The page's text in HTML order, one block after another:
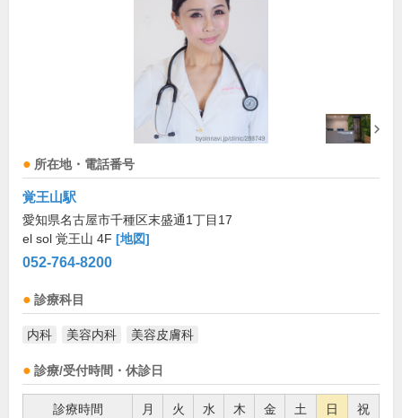
所在地・電話番号
覚王山駅
愛知県名古屋市千種区末盛通1丁目17
el sol 覚王山 4F [地図]
052-764-8200
診療科目
内科 美容内科 美容皮膚科
診療/受付時間・休診日
診療時間 月 火 水 木 金 土 日 祝